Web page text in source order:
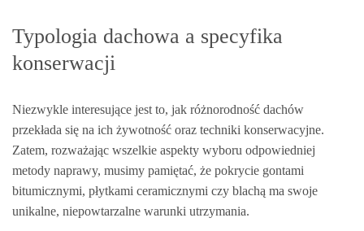
Typologia dachowa a specyfika
konserwacji
Niezwykle interesujące jest to, jak różnorodność dachów
przekłada się na ich żywotność oraz techniki konserwacyjne.
Zatem, rozważając wszelkie aspekty wyboru odpowiedniej
metody naprawy, musimy pamiętać, że pokrycie gontami
bitumicznymi, płytkami ceramicznymi czy blachą ma swoje
unikalne, niepowtarzalne warunki utrzymania.